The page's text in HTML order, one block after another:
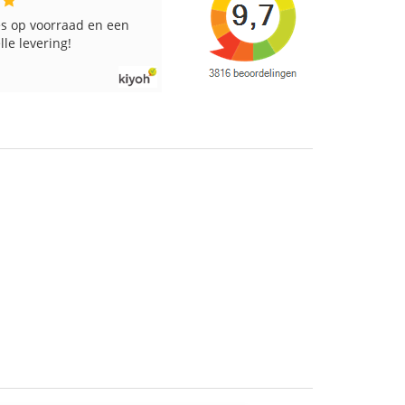
op voorraad en een
levering!
Een fijne webwinkel met
vriendelijke medewerkers. Altijd
snelle bezorging.